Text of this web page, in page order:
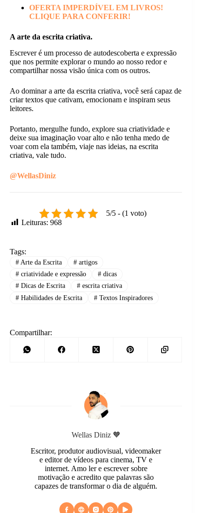
OFERTA IMPERDÍVEL EM LIVROS!
CLIQUE PARA CONFERIR!
A arte da escrita criativa.
Escrever é um processo de autodescoberta e expressão
que nos permite explorar o mundo ao nosso redor e
compartilhar nossa visão única com os outros.
Ao dominar a arte da escrita criativa, você será capaz de
criar textos que cativam, emocionam e inspiram seus
leitores.
Portanto, mergulhe fundo, explore sua criatividade e
deixe sua imaginação voar alto e não tenha medo de
voar com ela também, viaje nas ideias, na escrita
criativa, vale tudo.
@WellasDiniz
5/5 - (1 voto)
Leituras: 968
Tags:
#Arte da Escrita #artigos
#criatividade e expressão #dicas
#Dicas de Escrita #escrita criativa
#Habilidades de Escrita #Textos Inspiradores
Compartilhar:
Wellas Diniz 🧡
Escritor, produtor audiovisual, videomaker
e editor de vídeos para cinema, TV e
internet. Amo ler e escrever sobre
motivação e acredito que palavras são
capazes de transformar o dia de alguém.